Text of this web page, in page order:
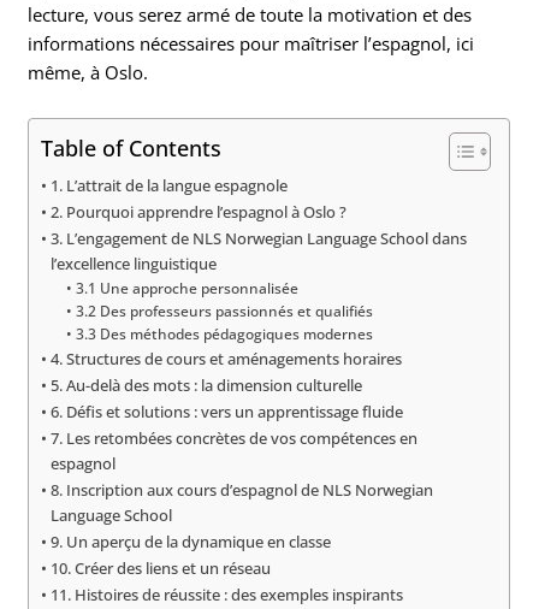
lecture, vous serez armé de toute la motivation et des
informations nécessaires pour maîtriser l’espagnol, ici
même, à Oslo.
Table of Contents
1. L’attrait de la langue espagnole
2. Pourquoi apprendre l’espagnol à Oslo ?
3. L’engagement de NLS Norwegian Language School dans
l’excellence linguistique
3.1 Une approche personnalisée
3.2 Des professeurs passionnés et qualifiés
3.3 Des méthodes pédagogiques modernes
4. Structures de cours et aménagements horaires
5. Au-delà des mots : la dimension culturelle
6. Défis et solutions : vers un apprentissage fluide
7. Les retombées concrètes de vos compétences en
espagnol
8. Inscription aux cours d’espagnol de NLS Norwegian
Language School
9. Un aperçu de la dynamique en classe
10. Créer des liens et un réseau
11. Histoires de réussite : des exemples inspirants